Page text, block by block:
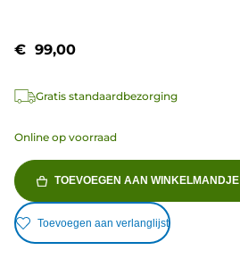
€ 99,00
Gratis standaardbezorging
Online op voorraad
TOEVOEGEN AAN WINKELMANDJE
Toevoegen aan verlanglijst